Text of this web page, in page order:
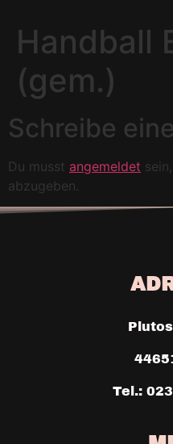
Handball
(gem.)
Schreibe
Du musst angemeldet
abzugeben.
Tel.: